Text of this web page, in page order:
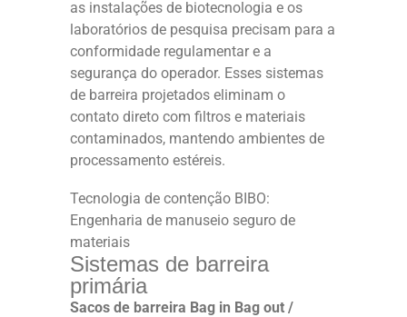
as instalações de biotecnologia e os
laboratórios de pesquisa precisam para a
conformidade regulamentar e a
segurança do operador. Esses sistemas
de barreira projetados eliminam o
contato direto com filtros e materiais
contaminados, mantendo ambientes de
processamento estéreis.
Tecnologia de contenção BIBO:
Engenharia de manuseio seguro de
materiais
Sistemas de barreira
primária
Sacos de barreira Bag in Bag out /